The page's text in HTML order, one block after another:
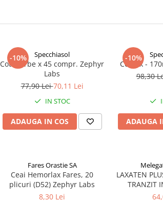
-10% Specchiasol
Cotidierbe x 45 compr. Zephyr
Labs
77,90 Lei70,11 Lei
IN STOC
ADAUGA IN COS
-10%
Cotilax -
98,30
ADAUGA
Fares Orastie SA
Ceai Hemorlax Fares, 20
plicuri (D52) Zephyr Labs
8,30 Lei
LAXATEN
TRANZIT